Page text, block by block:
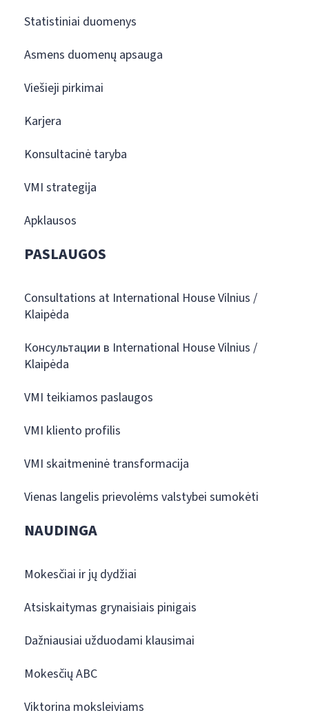
Statistiniai duomenys
Asmens duomenų apsauga
Viešieji pirkimai
Karjera
Konsultacinė taryba
VMI strategija
Apklausos
PASLAUGOS
Consultations at International House Vilnius /
Klaipėda
Консультации в International House Vilnius /
Klaipėda
VMI teikiamos paslaugos
VMI kliento profilis
VMI skaitmeninė transformacija
Vienas langelis prievolėms valstybei sumokėti
NAUDINGA
Mokesčiai ir jų dydžiai
Atsiskaitymas grynaisiais pinigais
Dažniausiai užduodami klausimai
Mokesčių ABC
Viktorina moksleiviams